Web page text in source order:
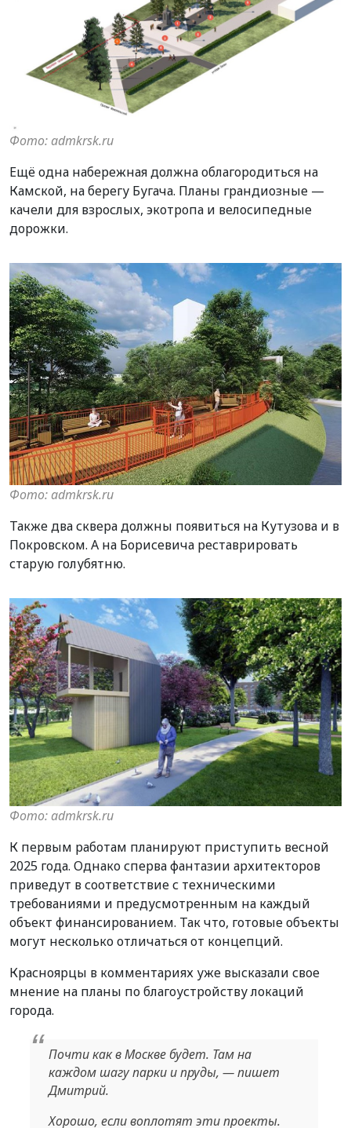
Фото: admkrsk.ru
Ещё одна набережная должна облагородиться на
Камской, на берегу Бугача. Планы грандиозные —
качели для взрослых, экотропа и велосипедные
дорожки.
Фото: admkrsk.ru
Также два сквера должны появиться на Кутузова и в
Покровском. А на Борисевича реставрировать
старую голубятню.
Фото: admkrsk.ru
К первым работам планируют приступить весной
2025 года. Однако сперва фантазии архитекторов
приведут в соответствие с техническими
требованиями и предусмотренным на каждый
объект финансированием. Так что, готовые объекты
могут несколько отличаться от концепций.
Красноярцы в комментариях уже высказали свое
мнение на планы по благоустройству локаций
города.
Почти как в Москве будет. Там на
каждом шагу парки и пруды, — пишет
Дмитрий.
Хорошо, если воплотят эти проекты.